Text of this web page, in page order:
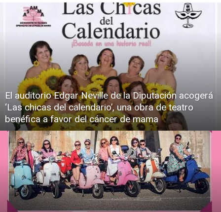
El auditorio Edgar Neville de la Diputación acogerá
‘Las chicas del calendario’, una obra de teatro
benéfica a favor del cáncer de mama